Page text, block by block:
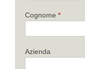
human,
this
field
Cognome *
Azienda